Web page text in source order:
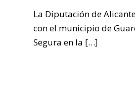
La Diputación de
con el municipio de
Segura en la […]